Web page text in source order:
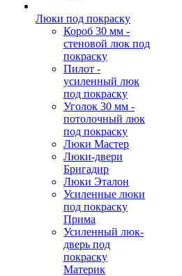
Люки под покраску
Короб 30 мм -
стеновой люк под
покраску
Пилот -
усиленный люк
под покраску
Уголок 30 мм -
потолочный люк
под покраску
Люки Мастер
Люки-двери
Бригадир
Люки Эталон
Усиленные люки
под покраску
Прима
Усиленный люк-
дверь под
покраску
Материк